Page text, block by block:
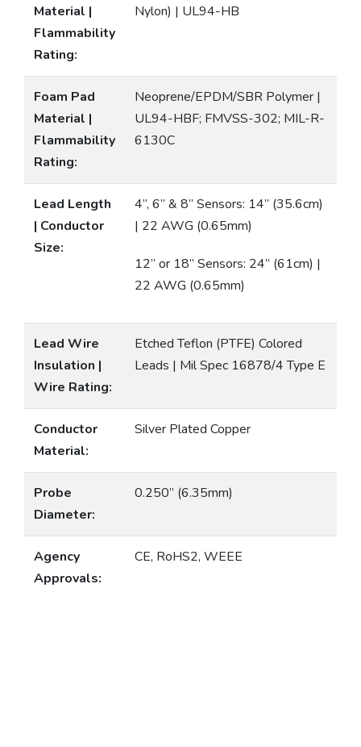
Material |
Flammability
Rating:
Nylon) | UL94-HB
Foam Pad
Material |
Flammability
Rating:
Neoprene/EPDM/SBR Polymer |
UL94-HBF; FMVSS-302; MIL-R-
6130C
Lead Length
| Conductor
Size:
4”, 6” & 8” Sensors: 14” (35.6cm)
| 22 AWG (0.65mm)
12” or 18” Sensors: 24” (61cm) |
22 AWG (0.65mm)
Lead Wire
Insulation |
Wire Rating:
Etched Teflon (PTFE) Colored
Leads | Mil Spec 16878/4 Type E
Conductor
Material:
Silver Plated Copper
Probe
Diameter:
0.250” (6.35mm)
Agency
Approvals:
CE, RoHS2, WEEE